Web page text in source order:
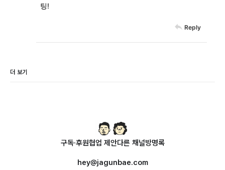
팅!
Reply
더 보기
구독·후원협업 제안다른 채널방명록
hey@jagunbae.com